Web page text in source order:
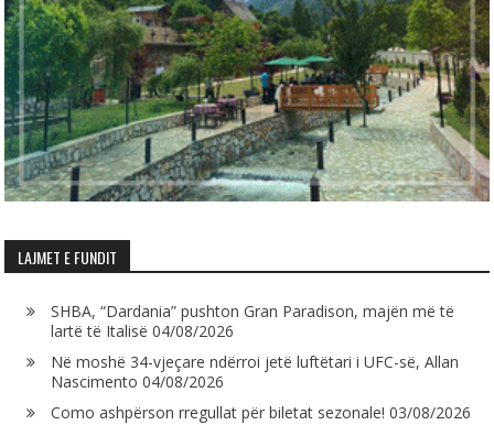
LAJMET E FUNDIT
SHBA, “Dardania” pushton Gran Paradison, majën më të
lartë të Italisë 04/08/2026
Në moshë 34-vjeçare ndërroi jetë luftëtari i UFC-së, Allan
Nascimento 04/08/2026
Como ashpërson rregullat për biletat sezonale! 03/08/2026